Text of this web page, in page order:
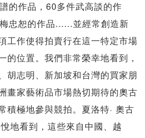
的作品，60多件武高談的作
忠恕的作品......並經常創造新
工作使得拍賣行在這一特定市場
的位置。我們非常榮幸地看到，
胡志明、新加坡和台灣的買家朋
畫家藝術品市場熱切期待的奧古
積極地參與競拍。夏洛特· 奧古
地看到，這些來自中國、越